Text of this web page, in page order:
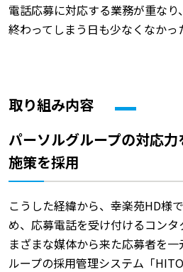
電話応募に対応する業務が重な
終わってしまう日も少なくなかっ
取り組み内容
パーソルグループの対応
施策を採用
こうした経緯から、幸楽苑HD様
め、応募電話を受け付けるコン
まざまな媒体から来た応募者を
ループの採用管理システム「